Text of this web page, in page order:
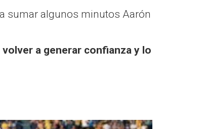
sumar algunos minutos Aarón
a generar confianza y lo